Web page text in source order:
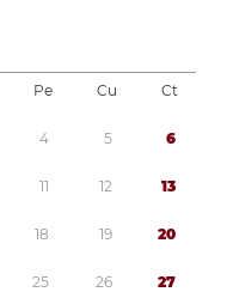
Pe Cu Ct
4 5 6
11 12 13
18 19 20
25 26 27